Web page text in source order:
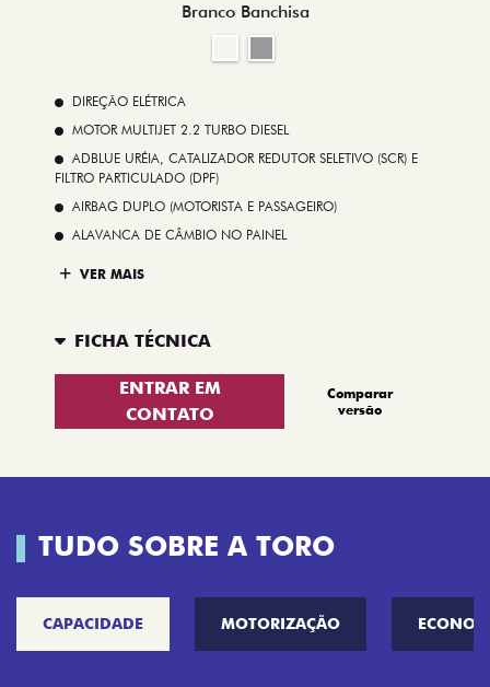
Branco Banchisa
DIREÇÃO ELÉTRICA
MOTOR MULTIJET 2.2 TURBO DIESEL
ADBLUE URÉIA, CATALIZADOR REDUTOR SELETIVO (SCR) E
FILTRO PARTICULADO (DPF)
AIRBAG DUPLO (MOTORISTA E PASSAGEIRO)
ALAVANCA DE CÂMBIO NO PAINEL
VER MAIS
FICHA TÉCNICA
ENTRAR EM
CONTATO
Comparar
versão
TUDO SOBRE A TORO
CAPACIDADE MOTORIZAÇÃO